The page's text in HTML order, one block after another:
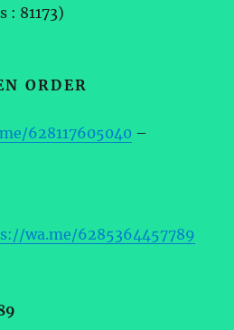
: 81173)
ORDER
628117605040 –
wa.me/6285364457789